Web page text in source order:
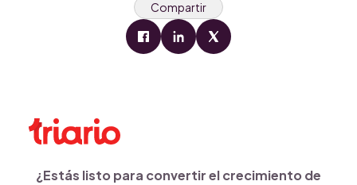
Compartir
¿Estás listo para convertir el crecimiento de